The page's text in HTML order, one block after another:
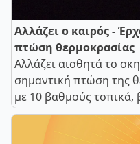
Αλλάζει ο καιρός -
πτώση θερμοκρασίας
Αλλάζει αισθητά το
σημαντική πτώση της
με 10 βαθμούς τοπικά,